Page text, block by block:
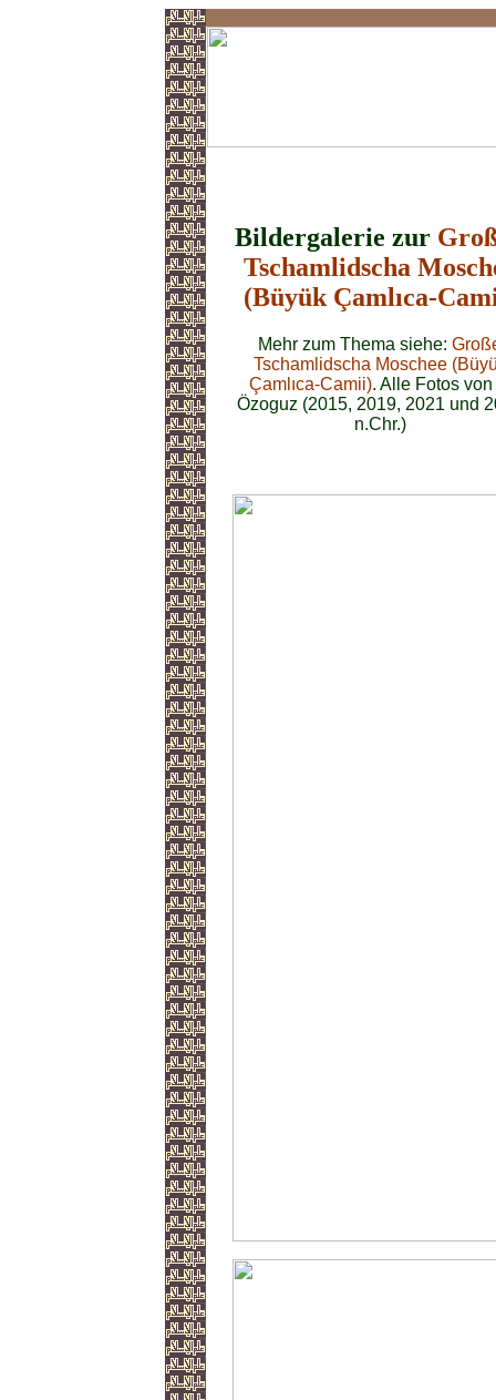
Bildergalerie zur
Tschamlidscha
(Büyük Çamlıca-
Mehr zum Thema siehe:
Tschamlidscha Moschee
Çamlıca-Camii). Alle Fotos von
Özoguz (2015, 2019, 2021 und
n.Chr.)